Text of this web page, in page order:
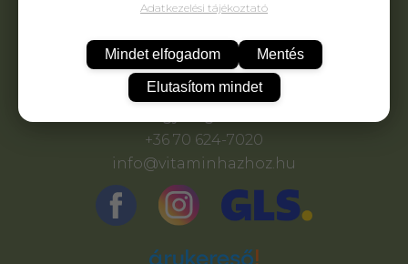
KAPCSOLAT
ELÁLLÁS A SZERZŐDÉSTŐL
+36 70 624-7020
info@vitaminhazhoz.hu
Adatkezelési tájékoztató
Mindet elfogadom Mentés
Elutasítom mindet